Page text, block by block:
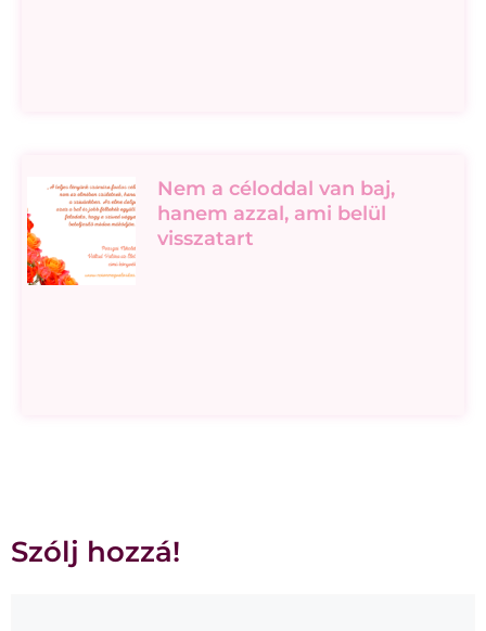
Nem a céloddal van baj,
hanem azzal, ami belül
visszatart
Szólj hozzá!